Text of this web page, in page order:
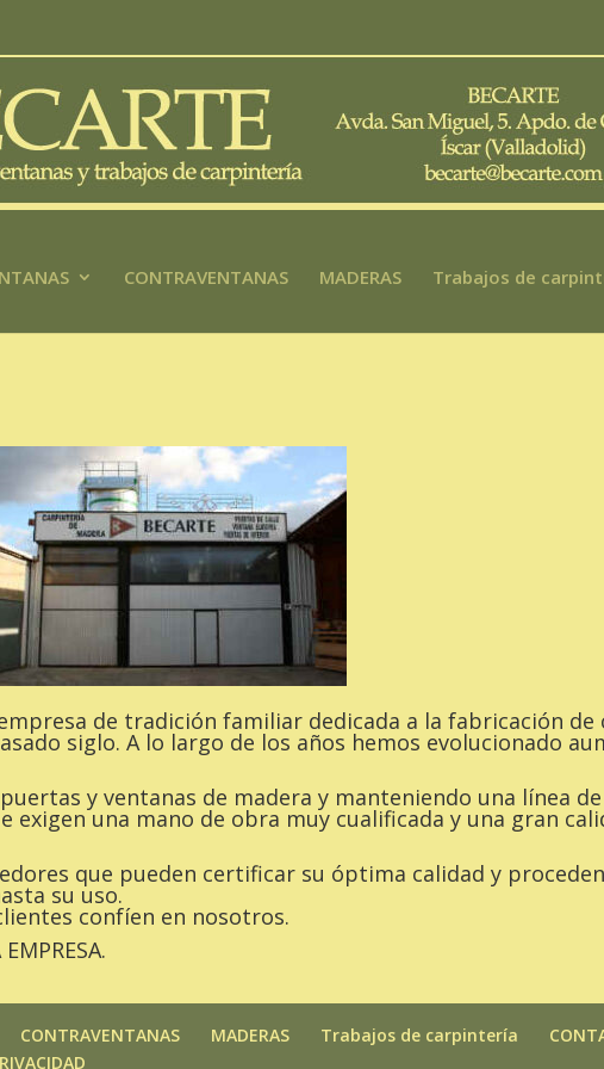
CONTRAVENTANAS MADERAS Trabajos de
de tradición familiar dedicada a la fabricación
siglo. A lo largo de los años hemos evolucionado
y ventanas de madera y manteniendo una línea
exigen una mano de obra muy cualificada y una gran
que pueden certificar su óptima calidad y
su uso.
confíen en nosotros.
CONTRAVENTANAS MADERAS Trabajos de carpintería